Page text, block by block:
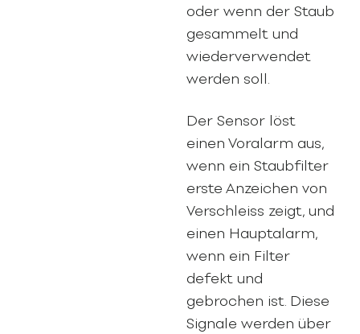
oder wenn der Staub
gesammelt und
wiederverwendet
werden soll.
Der Sensor löst
einen Voralarm aus,
wenn ein Staubfilter
erste Anzeichen von
Verschleiss zeigt, und
einen Hauptalarm,
wenn ein Filter
defekt und
gebrochen ist. Diese
Signale werden über